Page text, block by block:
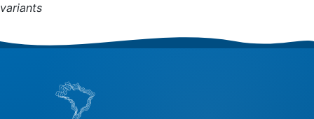
variants